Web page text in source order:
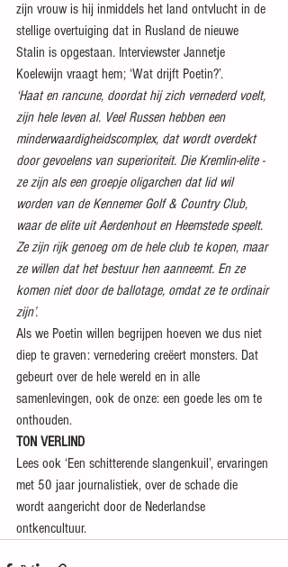
zijn vrouw is hij inmiddels het land ontvlucht in de
stellige overtuiging dat in Rusland de nieuwe
Stalin is opgestaan. Interviewster Jannetje
Koelewijn vraagt hem; ‘Wat drijft Poetin?’.
‘Haat en rancune, doordat hij zich vernederd voelt,
zijn hele leven al. Veel Russen hebben een
minderwaardigheidscomplex, dat wordt overdekt
door gevoelens van superioriteit. Die Kremlin-elite -
ze zijn als een groepje oligarchen dat lid wil
worden van de Kennemer Golf & Country Club,
waar de elite uit Aerdenhout en Heemstede speelt.
Ze zijn rijk genoeg om de hele club te kopen, maar
ze willen dat het bestuur hen aanneemt. En ze
komen niet door de ballotage, omdat ze te ordinair
zijn’.
Als we Poetin willen begrijpen hoeven we dus niet
diep te graven: vernedering creëert monsters. Dat
gebeurt over de hele wereld en in alle
samenlevingen, ook de onze: een goede les om te
onthouden.
TON VERLIND
Lees ook ‘Een schitterende slangenkuil’, ervaringen
met 50 jaar journalistiek, over de schade die
wordt aangericht door de Nederlandse
ontkencultuur.